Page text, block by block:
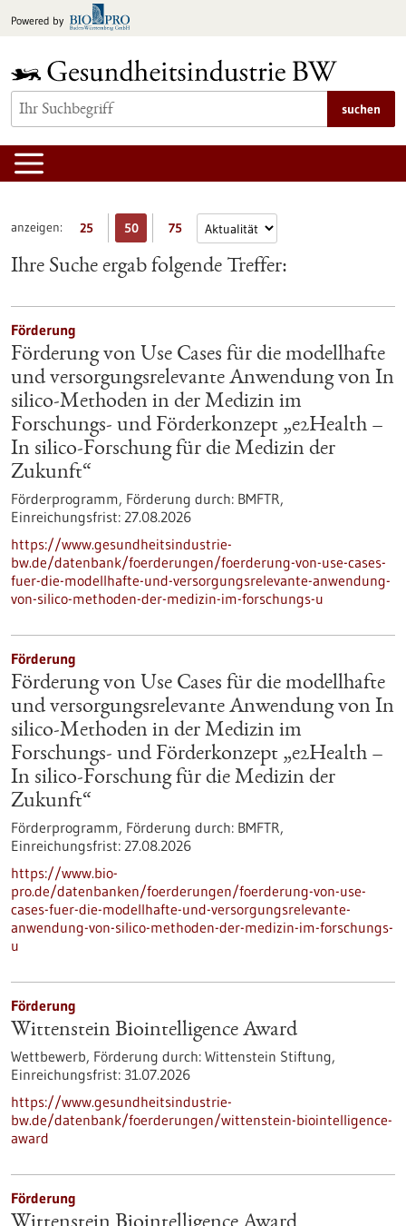
Inhalt
Powered by
suchen
anzeigen: 25 50 75
Ihre Suche ergab folgende Treffer:
Förderung
Förderung von Use Cases für die modellhafte
und versorgungsrelevante Anwendung von In
silico-Methoden in der Medizin im
Forschungs- und Förderkonzept „e2Health –
In silico-Forschung für die Medizin der
Zukunft“
Förderprogramm, Förderung durch: BMFTR,
Einreichungsfrist: 27.08.2026
https://www.gesundheitsindustrie-
bw.de/datenbank/foerderungen/foerderung-von-use-cases-
fuer-die-modellhafte-und-versorgungsrelevante-anwendung-
von-silico-methoden-der-medizin-im-forschungs-u
Förderung
Förderung von Use Cases für die modellhafte
und versorgungsrelevante Anwendung von In
silico-Methoden in der Medizin im
Forschungs- und Förderkonzept „e2Health –
In silico-Forschung für die Medizin der
Zukunft“
Förderprogramm, Förderung durch: BMFTR,
Einreichungsfrist: 27.08.2026
https://www.bio-
pro.de/datenbanken/foerderungen/foerderung-von-use-
cases-fuer-die-modellhafte-und-versorgungsrelevante-
anwendung-von-silico-methoden-der-medizin-im-forschungs-
u
Förderung
Wittenstein Biointelligence Award
Wettbewerb, Förderung durch: Wittenstein Stiftung,
Einreichungsfrist: 31.07.2026
https://www.gesundheitsindustrie-
bw.de/datenbank/foerderungen/wittenstein-biointelligence-
award
Förderung